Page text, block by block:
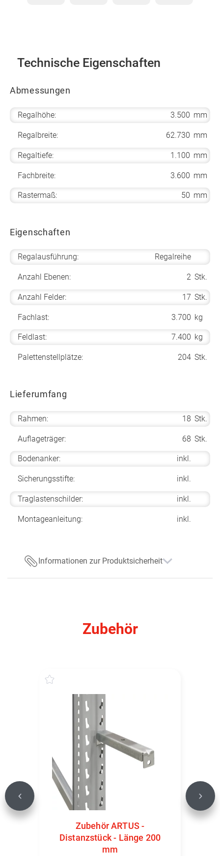
Technische Eigenschaften
Abmessungen
Regalhöhe: 3.500 mm
Regalbreite: 62.730 mm
Regaltiefe: 1.100 mm
Fachbreite: 3.600 mm
Rastermaß: 50 mm
Eigenschaften
Regalausführung: Regalreihe
Anzahl Ebenen: 2 Stk.
Anzahl Felder: 17 Stk.
Fachlast: 3.700 kg
Feldlast: 7.400 kg
Palettenstellplätze: 204 Stk.
Lieferumfang
Rahmen: 18 Stk.
Auflageträger: 68 Stk.
Bodenanker: inkl.
Sicherungsstifte: inkl.
Traglastenschilder: inkl.
Montageanleitung: inkl.
Informationen zur Produktsicherheit
Zubehör
Zubehör ARTUS -
Distanzstück - Länge 200
mm
Previous Next